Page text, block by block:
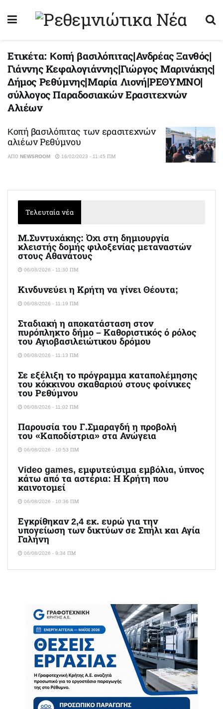
Ετικέτα: Kοπή βασιλόπιτας|Ανδρέας Ξανθός|
Γιάννης Κεφαλογιάννης|Γιώργος Μαρινάκης|
Δήμος Ρεθύμνης|Μαρία Λιονή|ΡΕΘΥΜΝΟ|
σύλλογος Παραδοσιακών Ερασιτεχνών
Αλιέων
Kοπή βασιλόπιτας των ερασιτεχνών
αλιέων Ρεθύμνου
ΑΠΌ NEWSROOM 16/02/2023 - 11:45 ΠΜ
Τελευταία νέα
Μ.Συντυχάκης: Όχι στη δημιουργία
κλειστής δομής φιλοξενίας μεταναστών
στους Αθανάτους
06/08/2026 - 11:30 ΠΜ
Κινδυνεύει η Κρήτη να γίνει Θέουτα;
06/08/2026 - 11:19 ΠΜ
Σταδιακή η αποκατάσταση στον
πυρόπληκτο δήμο – Καθοριστικός ό ρόλος
του Αγιοβασιλειώτικου δρόμου
06/08/2026 - 11:13 ΠΜ
Σε εξέλιξη το πρόγραμμα καταπολέμησης
του κόκκινου σκαθαριού στους φοίνικες
του Ρεθύμνου
06/08/2026 - 11:02 ΠΜ
Παρουσία του Γ.Σμαραγδή η προβολή
του «Καποδίστρια» στα Ανώγεια
06/08/2026 - 10:53 ΠΜ
Video games, εμφυτεύσιμα εμβόλια, ύπνος
κάτω από τα αστέρια: Η Κρήτη που
καινοτομεί
06/08/2026 - 10:36 ΠΜ
Εγκρίθηκαν 2,4 εκ. ευρώ για την
υπογείωση των δικτύων σε Σπήλι και Αγία
Γαλήνη
06/08/2026 - 9:34 ΠΜ